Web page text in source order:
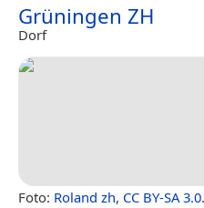
Grüningen ZH
Dorf
Foto: Roland zh, CC BY-SA 3.0.